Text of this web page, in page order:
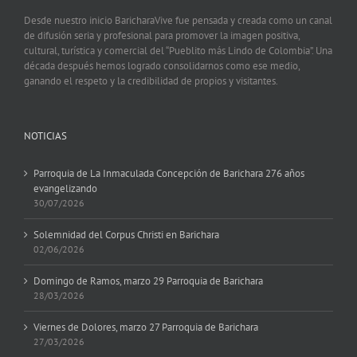
Desde nuestro inicio BaricharaVive fue pensada y creada como un canal
de difusión seria y profesional para promover la imagen positiva,
cultural, turística y comercial del “Pueblito más Lindo de Colombia”. Una
década después hemos logrado consolidarnos como ese medio,
ganando el respeto y la credibilidad de propios y visitantes.
NOTICIAS
Parroquia de La Inmaculada Concepción de Barichara 276 años
evangelizando
30/07/2026
Solemnidad del Corpus Christi en Barichara
02/06/2026
Domingo de Ramos, marzo 29 Parroquia de Barichara
28/03/2026
Viernes de Dolores, marzo 27 Parroquia de Barichara
27/03/2026